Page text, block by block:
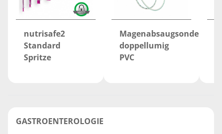
nutrisafe2
Standard
Spritze
Magenabsaugsonde
doppellumig
PVC
GASTROENTEROLOGIE